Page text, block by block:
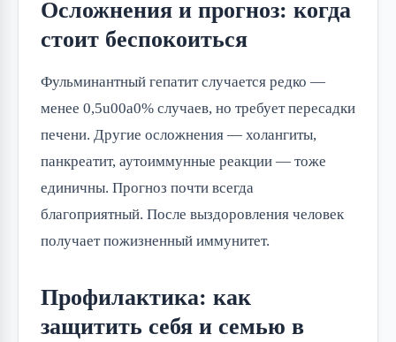
Осложнения и прогноз: когда
стоит беспокоиться
Фульминантный гепатит случается редко —
менее 0,5u00a0% случаев, но требует пересадки
печени. Другие осложнения — холангиты,
панкреатит, аутоиммунные реакции — тоже
единичны. Прогноз почти всегда
благоприятный. После выздоровления человек
получает пожизненный иммунитет.
Профилактика: как
защитить себя и семью в